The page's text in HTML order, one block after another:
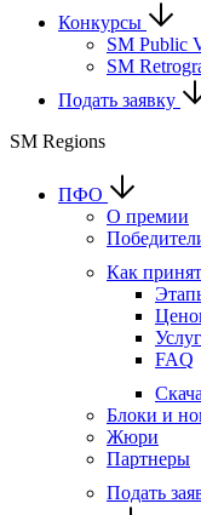
Конкурсы
SM Public
SM
Подать заявку
SM Regions
ПФО
О премии
Как
FAQ
Блоки и
Жюри
Партнеры
Подать